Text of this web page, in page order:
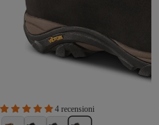
4 recensioni